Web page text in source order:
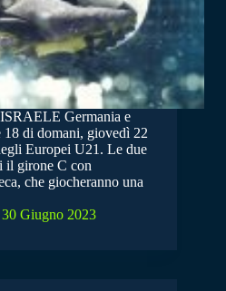
Germania e
18 di domani, giovedì 22
Europei U21. Le due
il girone C con
che giocheranno una
30 Giugno 2023